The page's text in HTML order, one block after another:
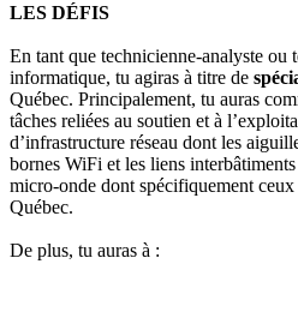
LES DÉFIS
En tant que technicienne-analyste ou
informatique, tu agiras à titre de
Québec. Principalement, tu auras
tâches reliées au soutien et à
d’infrastructure réseau dont les
bornes WiFi et les liens
micro-onde dont spécifiquement
Québec.
De plus, tu auras à :